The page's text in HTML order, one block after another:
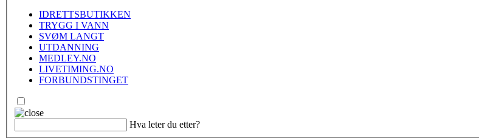
IDRETTSBUTIKKEN
TRYGG I VANN
SVØM LANGT
UTDANNING
MEDLEY.NO
LIVETIMING.NO
FORBUNDSTINGET
Hva leter du etter?